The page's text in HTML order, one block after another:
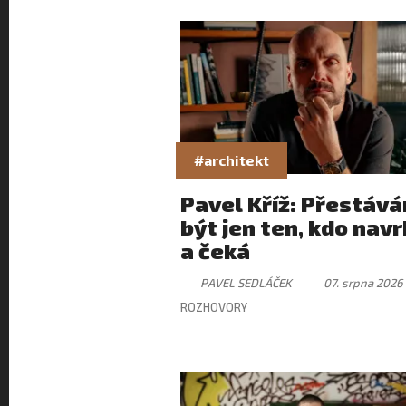
#architekt
Pavel Kříž:
být jen ten, kdo
a čeká
PAVEL SEDLÁČEK
07. srpna 2026
ROZHOVORY